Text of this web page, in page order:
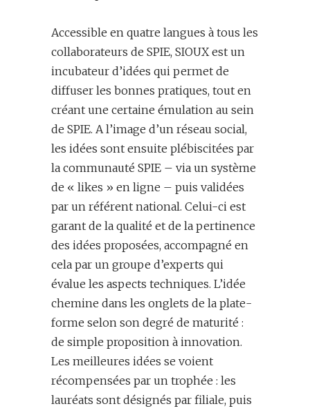
Accessible en quatre langues à tous les
collaborateurs de SPIE, SIOUX est un
incubateur d’idées qui permet de
diffuser les bonnes pratiques, tout en
créant une certaine émulation au sein
de SPIE. A l’image d’un réseau social,
les idées sont ensuite plébiscitées par
la communauté SPIE – via un système
de « likes » en ligne – puis validées
par un référent national. Celui-ci est
garant de la qualité et de la pertinence
des idées proposées, accompagné en
cela par un groupe d’experts qui
évalue les aspects techniques. L’idée
chemine dans les onglets de la plate-
forme selon son degré de maturité :
de simple proposition à innovation.
Les meilleures idées se voient
récompensées par un trophée : les
lauréats sont désignés par filiale, puis